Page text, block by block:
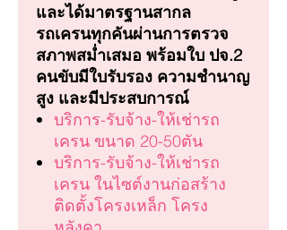
และได้มาตรฐานสากล
รถเครนทุกคันผ่านการตรวจ
สภาพสม่ำเสมอ พร้อมใบ ปจ.2
คนขับมีใบรับรอง ความชำนาญ
สูง และมีประสบการณ์
บริการ-รับจ้าง-ให้เช่ารถ
เครน ขนาด 20-50ตัน
บริการ-รับจ้าง-ให้เช่ารถ
เครน ในไซต์งานก่อสร้าง
ติดตั้งโครงเหล็ก โครง